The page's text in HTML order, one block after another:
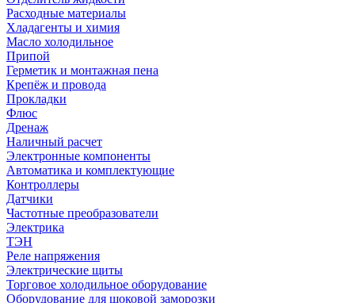
Расходные материалы
Хладагенты и химия
Масло холодильное
Припой
Герметик и монтажная пена
Крепёж и провода
Прокладки
Флюс
Дренаж
Наличный расчет
Электронные компоненты
Автоматика и комплектующие
Контроллеры
Датчики
Частотные преобразователи
Электрика
ТЭН
Реле напряжения
Электрические щиты
Торговое холодильное оборудование
Оборудование для шоковой заморозки